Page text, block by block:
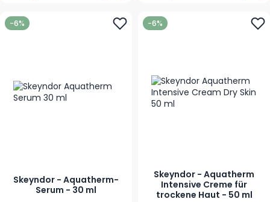
-6%
Skeyndor - Aquatherm-
Serum - 30 ml
-6%
Skeyndor - Aquatherm
Intensive Creme für
trockene Haut - 50 ml